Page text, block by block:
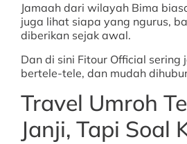
Jamaah dari wilayah Bima
juga lihat siapa yang ngurus,
diberikan sejak awal.
Dan di sini Fitour Official
bertele-tele, dan mudah
Travel Umroh
Janji, Tapi Soal